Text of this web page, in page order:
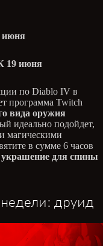
июня
19 июня
по Diablo IV в
программа Twitch
вида оружия
идеально подойдет,
магическими
в сумме 6 часов
украшение для спины
друид